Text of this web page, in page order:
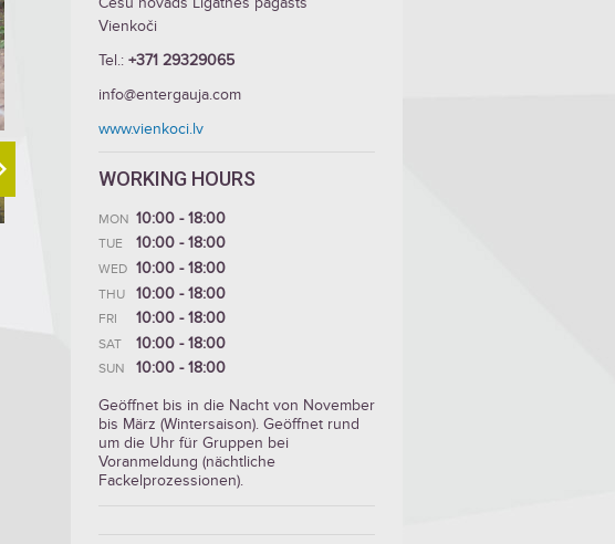
Vienkoči
Tel.: +371 29329065
info@entergauja.com
www.vienkoci.lv
WORKING HOURS
MON 10:00 - 18:00
TUE 10:00 - 18:00
WED 10:00 - 18:00
THU 10:00 - 18:00
FRI 10:00 - 18:00
SAT 10:00 - 18:00
SUN
10:00 - 18:00
Geöffnet bis in die Nacht von November
bis März (Wintersaison). Geöffnet rund
um die Uhr für Gruppen bei
Voranmeldung (nächtliche
Fackelprozessionen).